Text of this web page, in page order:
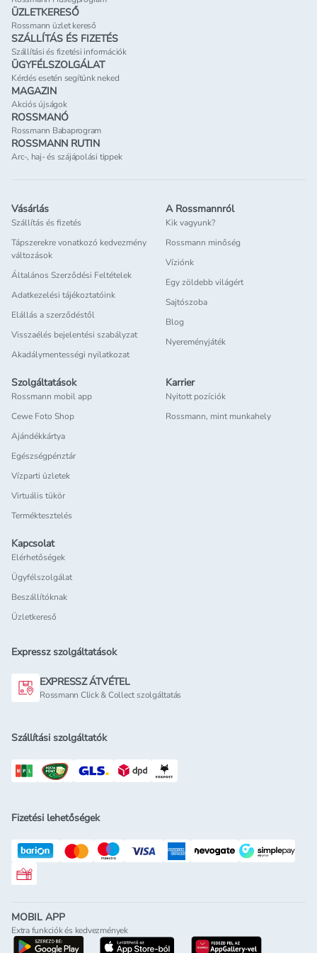
ÜZLETKERESŐ
Rossmann üzlet kereső
SZÁLLÍTÁS ÉS FIZETÉS
Szállítási és fizetési információk
ÜGYFÉLSZOLGÁLAT
Kérdés esetén segítünk neked
MAGAZIN
Akciós újságok
ROSSMANÓ
Rossmann Babaprogram
ROSSMANN RUTIN
Arc-, haj- és szájápolási tippek
Vásárlás
Szállítás és fizetés
Tápszerekre vonatkozó kedvezmény
változások
Általános Szerződési Feltételek
Adatkezelési tájékoztatóink
Elállás a szerződéstől
Visszaélés bejelentési szabályzat
Akadálymentességi nyilatkozat
A Rossmannról
Kik vagyunk?
Rossmann minőség
Víziónk
Egy zöldebb világért
Sajtószoba
Blog
Nyereményjáték
Szolgáltatások
Rossmann mobil app
Cewe Foto Shop
Ajándékkártya
Egészségpénztár
Vízparti üzletek
Virtuális tükör
Terméktesztelés
Karrier
Nyitott pozíciók
Rossmann, mint munkahely
Kapcsolat
Elérhetőségek
Ügyfélszolgálat
Beszállítóknak
Üzletkereső
Expressz szolgáltatások
EXPRESSZ ÁTVÉTEL
Rossmann Click & Collect szolgáltatás
Szállítási szolgáltatók
Fizetési lehetőségek
Rossmann ajándékkártya
MOBIL APP
Extra funkciók és kedvezmények
letöltés a google-play-rölletöltés az app-store-ból
letöltés